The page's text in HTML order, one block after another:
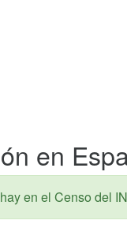
en
en el Censo del